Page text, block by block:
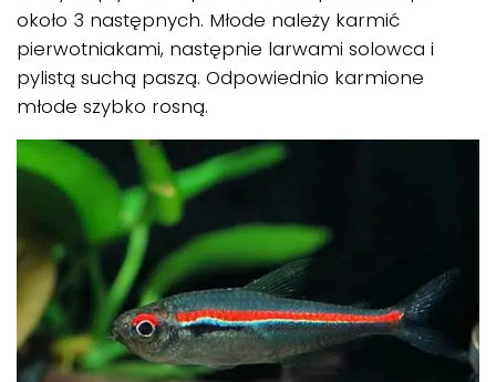
około 3 następnych. Młode należy karmić
pierwotniakami, następnie larwami solowca i
pylistą suchą paszą. Odpowiednio karmione
młode szybko rosną.